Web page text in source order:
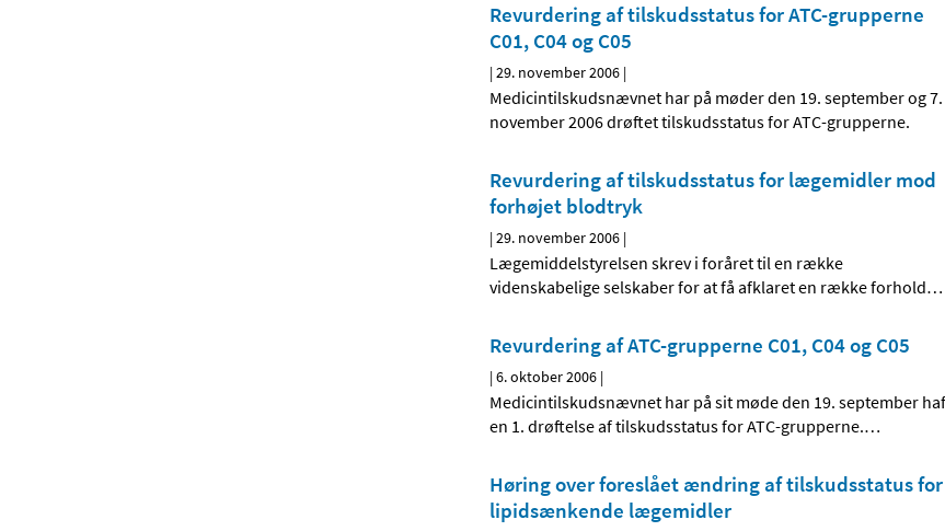
Revurdering af tilskudsstatus for ATC-grupperne
C01, C04 og C05
|29. november 2006 |
Medicintilskudsnævnet har på møder den 19. september og 7.
november 2006 drøftet tilskudsstatus for ATC-grupperne.
Revurdering af tilskudsstatus for lægemidler mod
forhøjet blodtryk
|29. november 2006 |
Lægemiddelstyrelsen skrev i foråret til en række
videnskabelige selskaber for at få afklaret en række forhold…
Revurdering af ATC-grupperne C01, C04 og C05
|6. oktober 2006 |
Medicintilskudsnævnet har på sit møde den 19. september
en 1. drøftelse af tilskudsstatus for ATC-grupperne.…
Høring over foreslået ændring af tilskudsstatus for
lipidsænkende lægemidler